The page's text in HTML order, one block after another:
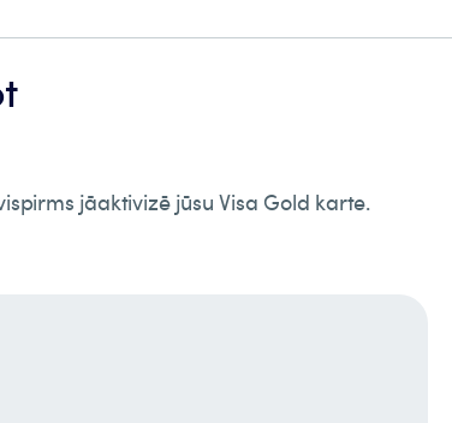
jāaktivizē jūsu Visa Gold karte.